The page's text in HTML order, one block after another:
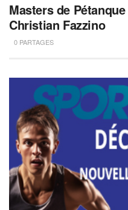
Masters de
Christian Fazzino
0 PARTAGES